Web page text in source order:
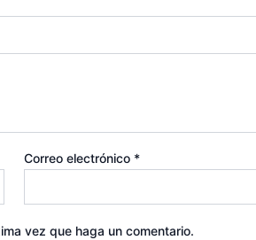
Correo electrónico *
vez que haga un comentario.